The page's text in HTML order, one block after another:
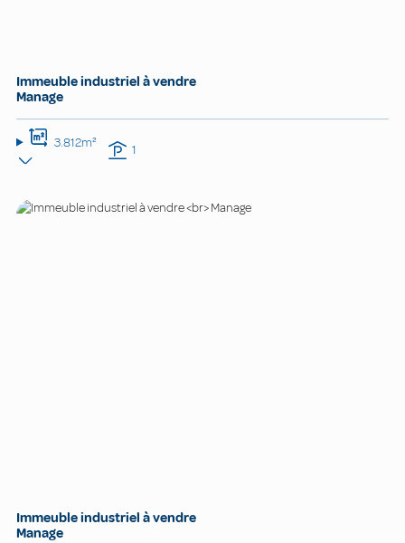
Immeuble industriel à vendre
Manage
3.812m² 1
Immeuble industriel à vendre
Manage